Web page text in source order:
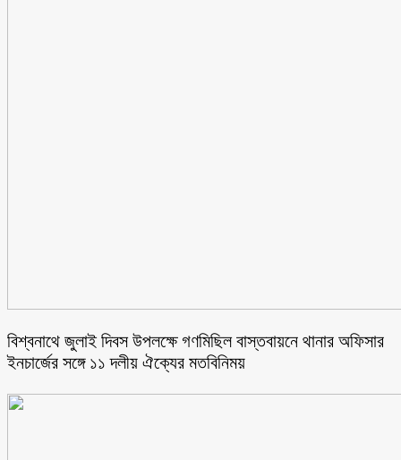
বিশ্বনাথে জুলাই দিবস উপলক্ষে গণমিছিল বাস্তবায়নে থানার অফিসার
ইনচার্জের সঙ্গে ১১ দলীয় ঐক্যের মতবিনিময়